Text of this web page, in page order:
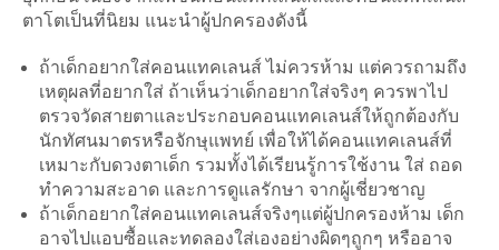
ตาโตเป็นที่นิยม แนะนำผู้ปกครองดังนี้
ถ้าเด็กอยากใส่คอนแทคเลนส์ ไม่ควรห้าม แต่ควรถามถึง
เหตุผลที่อยากใส่ ถ้าเห็นว่าเด็กอยากใส่จริงๆ ควรพาไป
ตรวจวัดสายตาและประกอบคอนแทคเลนส์ให้ถูกต้องกับ
นักทัศนมาตรหรือจักษุแพทย์ เพื่อให้ได้คอนแทคเลนส์ที่
เหมาะกับดวงตาเด็ก รวมทั้งได้เรียนรู้การใช้งาน ใส่ ถอด
ทำความสะอาด และการดูแลรักษา จากผู้เชี่ยวชาญ
ถ้าเด็กอยากใส่คอนแทคเลนส์จริงๆแต่ผู้ปกครองห้าม เด็ก
อาจไปแอบซื้อและทดลองใส่เองอย่างผิดๆถูกๆ หรืออาจ